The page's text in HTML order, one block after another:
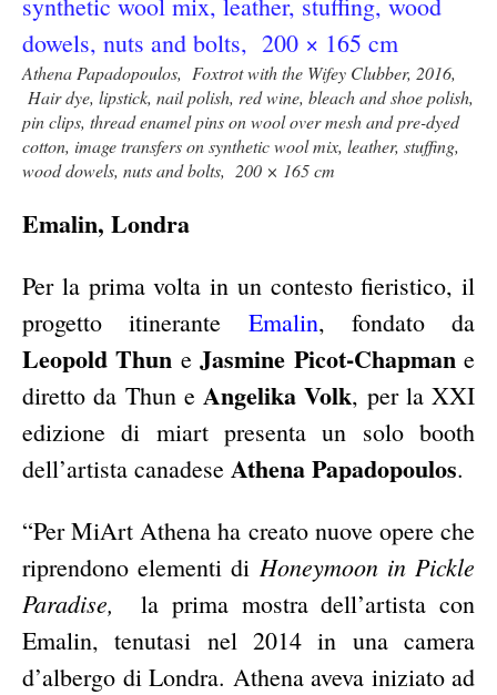
Athena Papadopoulos, Foxtrot with the Wifey Clubber, 2016,
Hair dye, lipstick, nail polish, red wine, bleach and shoe polish,
pin clips, thread enamel pins on wool over mesh and pre-dyed
cotton, image transfers on synthetic wool mix, leather, stuffing,
wood dowels, nuts and bolts, 200 × 165 cm
Emalin, Londra
Per la prima volta in un contesto fieristico, il
progetto itinerante Emalin, fondato da
Leopold Thun eJasmine Picot-Chapmane
diretto da Thun e Angelika Volk, per la XXI
edizione di miart presenta un solo booth
dell’artista canadese Athena Papadopoulos.
“Per MiArt Athena ha creato nuove opere che
riprendono elementi di Honeymoon in Pickle
Paradise,
la prima mostra dell’artista con
Emalin, tenutasi nel 2014 in una camera
d’albergo di Londra. Athena aveva iniziato ad